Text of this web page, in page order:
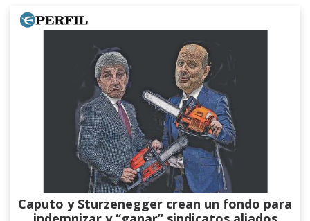
Caputo y Sturzenegger crean un fondo para